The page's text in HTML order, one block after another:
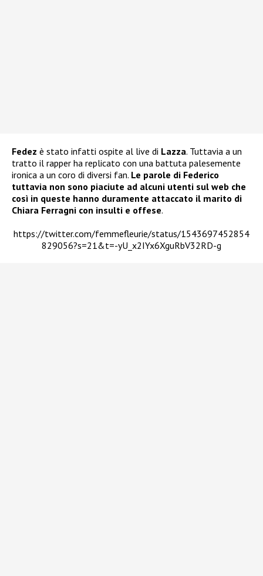
Fedez è stato infatti ospite al live di Lazza. Tuttavia a un
tratto il rapper ha replicato con una battuta palesemente
ironica a un coro di diversi fan. Le parole di Federico
tuttavia non sono piaciute ad alcuni utenti sul web che
così in queste hanno duramente attaccato il marito di
Chiara Ferragni con insulti e offese.
https://twitter.com/femmefleurie/status/1543697452854
829056?s=21&t=-yU_x2IYx6XguRbV32RD-g